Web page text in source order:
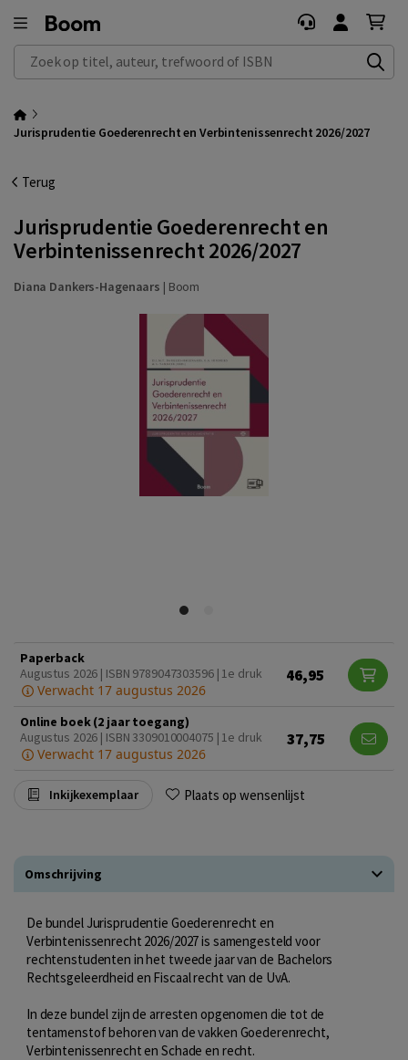
Zoek op titel, auteur, trefwoord of ISBN
Jurisprudentie Goederenrecht en Verbintenissenrecht 2026/2027
Terug
Jurisprudentie Goederenrecht en
Verbintenissenrecht 2026/2027
Diana Dankers-Hagenaars | Boom
Paperback
Augustus 2026 | ISBN 9789047303596 | 1e druk
Verwacht 17 augustus 2026
46,95
Online boek (2 jaar toegang)
Augustus 2026 | ISBN 3309010004075 | 1e druk
Verwacht 17 augustus 2026
37,75
Inkijkexemplaar Plaats op wensenlijst
Omschrijving
De bundel Jurisprudentie Goederenrecht en
Verbintenissenrecht 2026/2027 is samengesteld voor
rechtenstudenten in het tweede jaar van de Bachelors
Rechtsgeleerdheid en Fiscaal recht van de UvA.
In deze bundel zijn de arresten opgenomen die tot de
tentamenstof behoren van de vakken Goederenrecht,
Verbintenissenrecht en Schade en recht.